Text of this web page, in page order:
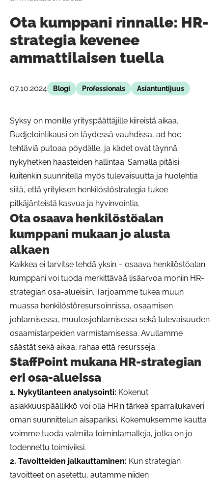
Ota kumppani rinnalle: HR-
strategia kevenee
ammattilaisen tuella
07.10.2024 Blogi Professionals Asiantuntijuus
Syksy on monille yrityspäättäjille kiireistä aikaa.
Budjetointikausi on täydessä vauhdissa, ad hoc -
tehtäviä putoaa pöydälle, ja kädet ovat täynnä
nykyhetken haasteiden hallintaa. Samalla pitäisi
kuitenkin suunnitella myös tulevaisuutta ja huolehtia
siitä, että yrityksen henkilöstöstrategia tukee
pitkäjänteistä kasvua ja hyvinvointia.
Ota osaava henkilöstöalan
kumppani mukaan jo alusta
alkaen
Kaikkea ei tarvitse tehdä yksin – osaava henkilöstöalan
kumppani voi tuoda merkittävää lisäarvoa moniin HR-
strategian osa-alueisiin. Tarjoamme tukea muun
muassa henkilöstöresursoinnissa, osaamisen
johtamisessa, muutosjohtamisessa sekä tulevaisuuden
osaamistarpeiden varmistamisessa. Avullamme
säästät sekä aikaa, rahaa että resursseja.
StaffPoint mukana HR-strategian
eri osa-alueissa
1. Nykytilanteen analysointi: Kokenut
asiakkuuspäällikkö voi olla HR:n tärkeä sparrailukaveri
oman suunnittelun aisapariksi. Kokemuksemme kautta
voimme tuoda valmiita toimintamalleja, jotka on jo
todennettu toimiviksi.
2. Tavoitteiden jalkauttaminen: Kun strategian
tavoitteet on asetettu, autamme niiden